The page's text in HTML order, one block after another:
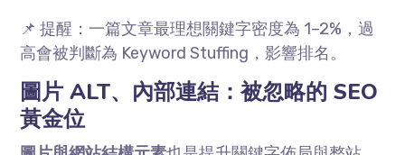
📌 提醒：一篇文章最理想關鍵字密度為 1–2% ，過
高會被判斷為 Keyword Stuffing ，影響排名。
圖片 ALT、內部連結：被忽略的 SEO
黃金位